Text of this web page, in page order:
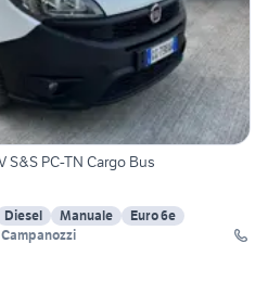
S&S PC-TN Cargo Bus
Diesel Manuale
Euro 6e